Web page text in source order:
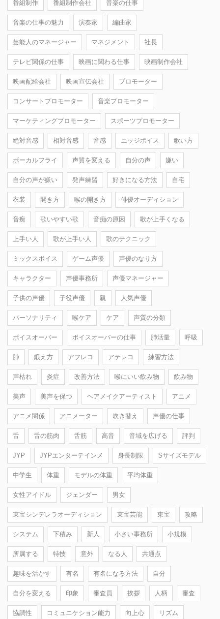
番組制作 番組制作会社 音楽の仕事
音楽の仕事の魅力 演奏家 編曲家
芸能人のマネージャー マネジメント 社長
テレビ関係の仕事 映画に関わる仕事 映画制作会社
映画配給会社 映画宣伝会社 プロモーター
コンサートプロモーター 音楽プロモーター
マーケティングプロモーター スポーツプロモーター
絶対音感 相対音感 音感 エッジボイス 歌い方
ボーカルフライ 声質を変える 自分の声 嫌い
自分の声が嫌い 発声練習 好きになる方法 自宅
衣装 開き方 喉の開き方 俳優オーディション
音痴 歌いやすい歌 音痴の原因 歌が上手くなる
上手い人 歌が上手い人 歌のテクニック
ミックスボイス ゲーム声優 声優のなり方
キャラクター 声優事務所 声優マネージャー
子供の声優 子役声優 親 人気声優
パーソナリティ 喉ケア ケア 声質の分類
ボイスオーバー ボイスオーバーの仕事 肺活量 呼吸
肺 鍛え方 アフレコ アテレコ 練習方法
声枯れ 炎症 改善方法 喉にいい飲み物 飲み物
美声 美声を保つ ヘアメイクアーティスト アニメ
アニメ関係 アニメーター 吹き替え 声優の仕事
舌 舌の筋肉 舌筋 高音 音域を広げる 評判
JYP JYPエンターテインメ 身長制限 Sサイズモデル
中学生 体重 モデルの体重 平均体重
女性アイドル ジェンダー 男女
東宝シンデレラオーディション 東宝芸能 東宝 攻略
システム 下積み 新人 小さい事務所 小規模
所属する 特技 意外 なる人 共通点
趣味を活かす 有名 有名になる方法 自分
自分を変える 印象 審査員 挨拶 人柄 審査
協調性 コミュニケション能力 向上心 リズム